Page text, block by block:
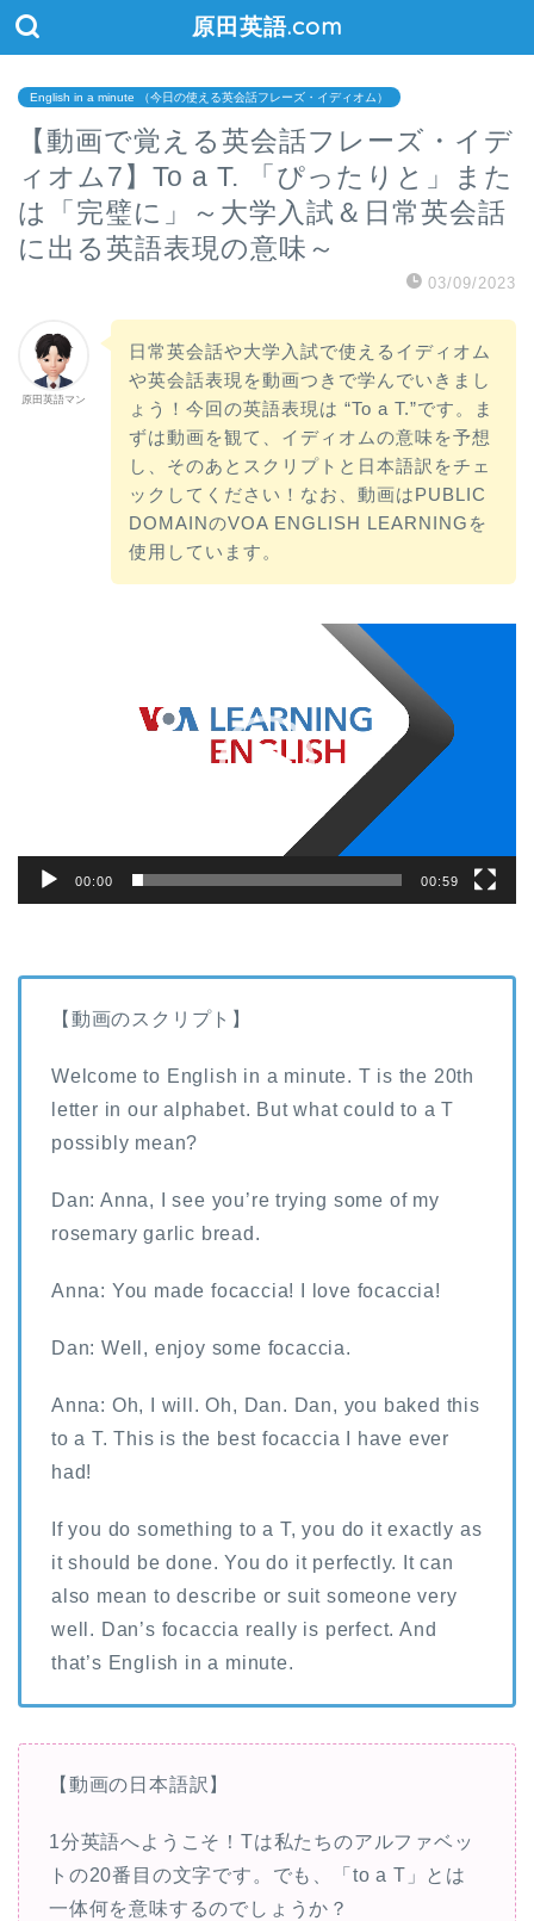
原田英語.com
English in a minute （今日の使える英会話フレーズ・イディオム）
【動画で覚える英会話フレーズ・イデ
ィオム7】To a T. 「ぴったりと」また
は「完璧に」～大学入試＆日常英会話
に出る英語表現の意味～
03/09/2023
原田英語マン
日常英会話や大学入試で使えるイディオム
や英会話表現を動画つきで学んでいきまし
ょう！今回の英語表現は “To a T.”です。ま
ずは動画を観て、イディオムの意味を予想
し、そのあとスクリプトと日本語訳をチェ
ックしてください！なお、動画はPUBLIC
DOMAINのVOA ENGLISH LEARNINGを
使用しています。
00:00 00:59
【動画のスクリプト】
Welcome to English in a minute. T is the 20th
letter in our alphabet. But what could to a T
possibly mean?
Dan: Anna, I see you’re trying some of my
rosemary garlic bread.
Anna: You made focaccia! I love focaccia!
Dan: Well, enjoy some focaccia.
Anna: Oh, I will. Oh, Dan. Dan, you baked this
to a T. This is the best focaccia I have ever
had!
If you do something to a T, you do it exactly as
it should be done. You do it perfectly. It can
also mean to describe or suit someone very
well. Dan’s focaccia really is perfect. And
that’s English in a minute.
【動画の日本語訳】
1分英語へようこそ！Tは私たちのアルファベッ
トの20番目の文字です。でも、「to a T」とは
一体何を意味するのでしょうか？